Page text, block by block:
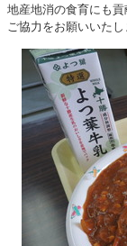
地産地消の食育にも
ご協力をお願いいたし